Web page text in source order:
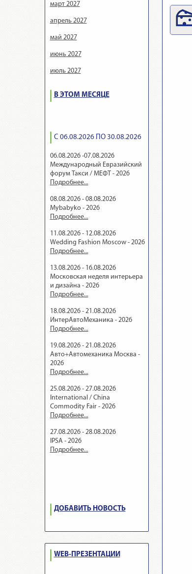
март 2027
апрель 2027
май 2027
июнь 2027
июль 2027
В ЭТОМ МЕСЯЦЕ
С 06.08.2026 ПО 30.08.2026
06.08.2026 -07.08.2026
Международный Евразийский
форум Такси / МЕФТ - 2026
Подробнее...
08.08.2026 - 08.08.2026
Mybabyko - 2026
Подробнее...
11.08.2026 - 12.08.2026
Wedding Fashion Moscow - 2026
Подробнее...
13.08.2026 - 16.08.2026
Московская неделя интерьера
и дизайна - 2026
Подробнее...
18.08.2026 - 21.08.2026
ИнтерАвтоМеханика - 2026
Подробнее...
19.08.2026 - 21.08.2026
Авто+Автомеханика Москва -
2026
Подробнее...
25.08.2026 - 27.08.2026
International / China
Commodity Fair - 2026
Подробнее...
27.08.2026 - 28.08.2026
IPSA - 2026
Подробнее...
ДОБАВИТЬ НОВОСТЬ
WEB-ПРЕЗЕНТАЦИИ